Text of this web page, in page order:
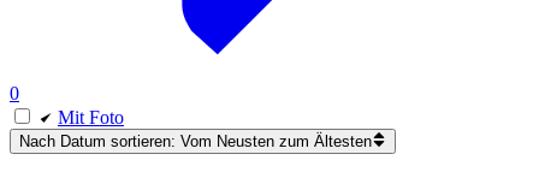
0
Mit Foto
Nach Datum sortieren: Vom Neusten zum Ältesten